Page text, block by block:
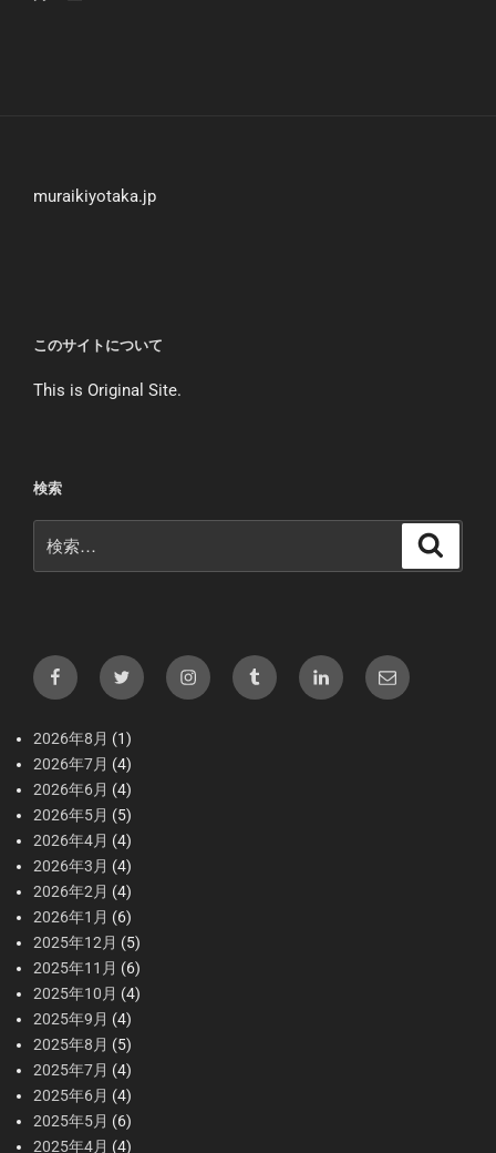
muraikiyotaka.jp
このサイトについて
This is Original Site.
検索
索:
FacebookX（Twitter）Instagramtumblr LInkedIn メ
ー
2026年8月 (1)
2026年7月 (4)
2026年6月 (4)
2026年5月 (5)
2026年4月 (4)
2026年3月 (4)
2026年2月 (4)
2026年1月 (6)
2025年12月 (5)
2025年11月 (6)
2025年10月 (4)
2025年9月 (4)
2025年8月 (5)
2025年7月 (4)
2025年6月 (4)
2025年5月 (6)
2025年4月 (4)